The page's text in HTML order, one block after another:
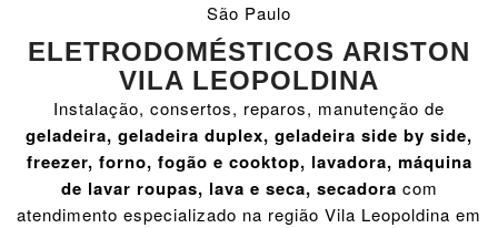
São Paulo
ELETRODOMÉSTICOS ARISTON
VILA LEOPOLDINA
Instalação, consertos, reparos, manutenção de
geladeira, geladeira duplex, geladeira side by side,
freezer, forno, fogão e cooktop, lavadora, máquina
de lavar roupas, lava e seca, secadora com
atendimento especializado na região Vila Leopoldina em